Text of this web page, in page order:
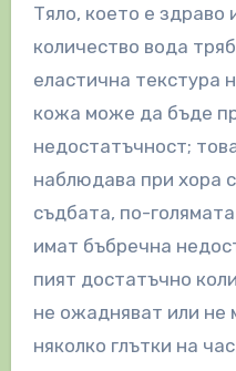
Тяло, което е здраво
количество вода
еластична текстура
кожа може да бъде
недостатъчност;
наблюдава при хора
съдбата, по-
имат бъбречна
пият достатъчно
не ожадняват или не
няколко глътки на